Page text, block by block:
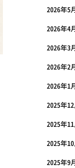
2026年5
2026年4
2026年3
2026年2
2026年1
2025年
2025年
2025年
2025年9